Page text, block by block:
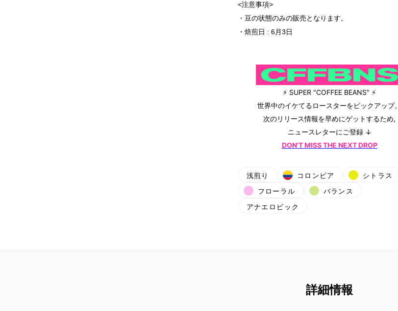
<注意事項>
・豆の状態のみの販売となります。
・焙煎日 : 6月3日
⚡ SUPER "COFFEE BEANS" ⚡
世界中のイケてるロースターをピックアップ。
次のリリース情報を早めにゲットするため,
ニュースレターにご登録 ↓
DON'T MISS THE NEXT DROP
浅煎り コロンビア
シトラス
フローラル
バランス
アナエロビック
詳細情報